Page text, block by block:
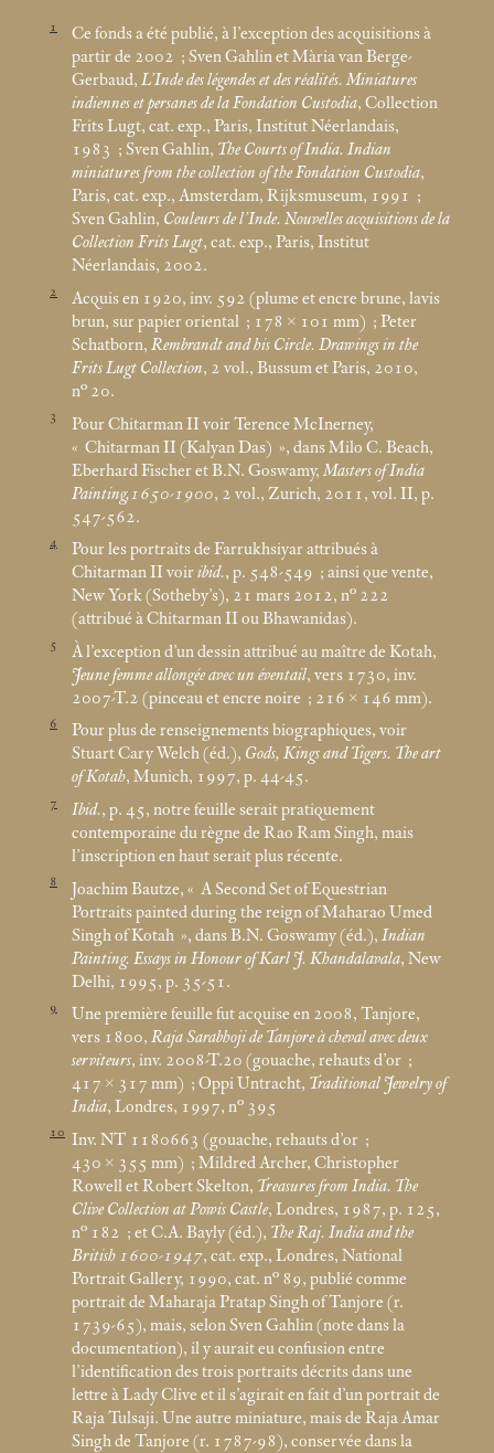
1
Ce fonds a été publié, à l’exception des acquisitions à
partir de 2002 ; Sven Gahlin et Mària van Berge-
Gerbaud, L’Inde des légendes et des réalités. Miniatures
indiennes et persanes de la Fondation Custodia, Collection
Frits Lugt, cat. exp., Paris, Institut Néerlandais,
1983 ; Sven Gahlin, The Courts of India. Indian
miniatures from the collection of the Fondation Custodia,
Paris, cat. exp., Amsterdam, Rijksmuseum, 1991 ;
Sven Gahlin, Couleurs de l’Inde. Nouvelles acquisitions de la
Collection Frits Lugt, cat. exp., Paris, Institut
Néerlandais, 2002.
2
Acquis en 1920, inv. 592 (plume et encre brune, lavis
brun, sur papier oriental ; 178 × 101 mm) ; Peter
Schatborn, Rembrandt and his Circle. Drawings in the
Frits Lugt Collection, 2 vol., Bussum et Paris, 2010,
n° 20.
3
Pour Chitarman II voir Terence McInerney,
« Chitarman II (Kalyan Das) », dans Milo C. Beach,
Eberhard Fischer et B.N. Goswamy,Masters of India
Painting,1650-1900, 2 vol., Zurich, 2011, vol. II, p.
547-562.
4
Pour les portraits de Farrukhsiyar attribués à
Chitarman II voiribid., p. 548-549 ; ainsi que vente,
New York (Sotheby’s), 21 mars 2012, n° 222
(attribué à Chitarman II ou Bhawanidas).
5
À l’exception d’un dessin attribué au maître de Kotah,
Jeune femme allongée avec un éventail, vers 1730, inv.
2007-T.2 (pinceau et encre noire ; 216 × 146 mm).
6
Pour plus de renseignements biographiques, voir
Stuart Cary Welch (éd.), Gods, Kings and Tigers. The art
of Kotah, Munich, 1997, p. 44-45.
7 Ibid., p. 45, notre feuille serait pratiquement
contemporaine du règne de Rao Ram Singh, mais
l’inscription en haut serait plus récente.
8 Joachim Bautze, « A Second Set of Equestrian
Portraits painted during the reign of Maharao Umed
Singh of Kotah », dans B.N. Goswamy (éd.), Indian
Painting. Essays in Honour of Karl J. Khandalavala, New
Delhi, 1995, p. 35-51.
9
Une première feuille fut acquise en 2008, Tanjore,
vers 1800, Raja Sarabhoji de Tanjore à cheval avec deux
serviteurs, inv. 2008-T.20 (gouache, rehauts d’or ;
417 × 317 mm) ; Oppi Untracht, Traditional Jewelry of
India, Londres, 1997, n° 395
10 Inv. NT 1180663 (gouache, rehauts d’or ;
430 × 355 mm) ; Mildred Archer, Christopher
Rowell et Robert Skelton, Treasures from India. The
Clive Collection at Powis Castle, Londres, 1987, p. 125,
n° 182 ; et C.A. Bayly (éd.), The Raj. India and the
British 1600-1947, cat. exp., Londres, National
Portrait Gallery, 1990, cat. n° 89, publié comme
portrait de Maharaja Pratap Singh of Tanjore (r.
1739-65), mais, selon Sven Gahlin (note dans la
documentation), il y aurait eu confusion entre
l’identification des trois portraits décrits dans une
lettre à Lady Clive et il s’agirait en fait d’un portrait de
Raja Tulsaji. Une autre miniature, mais de Raja Amar
Singh de Tanjore (r. 1787-98), conservée dans la